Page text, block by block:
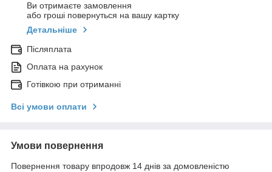
Ви отримаєте замовлення
або гроші повернуться на вашу картку
Детальніше
Післяплата
Оплата на рахунок
Готівкою при отриманні
Всі умови оплати
Умови повернення
Повернення товару впродовж 14 днів за домовленістю